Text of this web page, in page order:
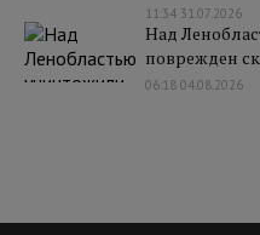
11:34 31.07.2026
Над
поврежден
06:18 04.08.2026